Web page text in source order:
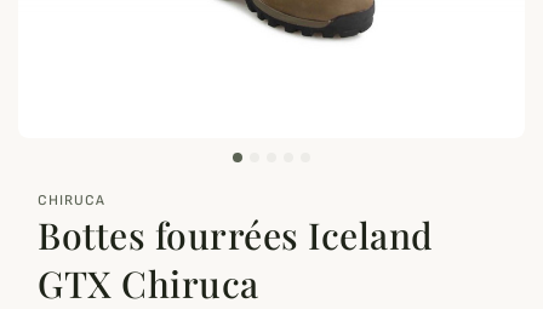
CHIRUCA
Bottes fourrées Iceland
GTX Chiruca